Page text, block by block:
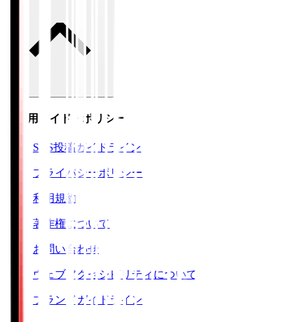
ご利用ガイド・ポリシー
SNS投稿ガイドライン
プライバシーポリシー
利用規約
著作権について
お問い合わせ
ウェブアクセシビリティについて
ブランドガイドライン